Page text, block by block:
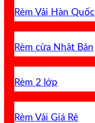
Rèm Vải Hàn Quốc
Rèm cửa Nhật Bản
Rèm 2 lớp
Rèm Vải Giá Rẻ